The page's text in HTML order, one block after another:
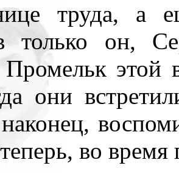
труда, а
только он,
Промельк этой
они
во время